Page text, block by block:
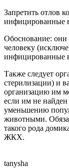
Запретить отлов
инфицированные
Обоснование: они
человеку
инфицированные
Также следует
стерилизации) и
организацию им
если им не
уменьшению
животными.
такого рода
ЖКХ.
tanysha